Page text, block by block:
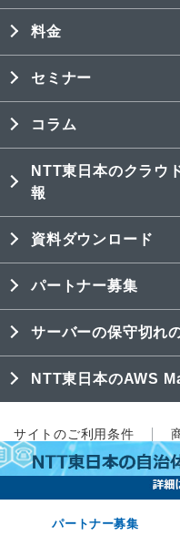
料金
セミナー
コラム
NTT東日本のクラウ
報
資料ダウンロード
パートナー募集
サーバーの保守切れ
NTT東日本のAWS
パートナー募集
サイトのご利用条件
プライバシーポリシー
Copyright ©
All